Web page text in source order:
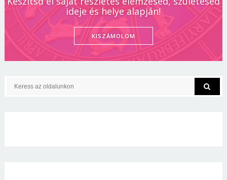
ideje és helye alapján!
KISZÁMOLOM